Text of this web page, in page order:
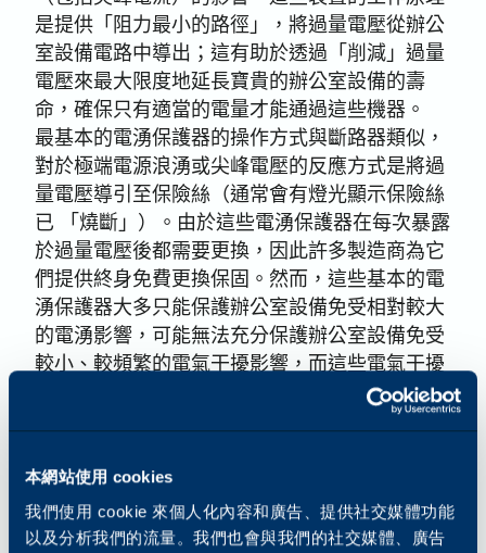
本網站使用 cookies
我們使用 cookie 來個人化內容和廣告、提供社交媒體功能
以及分析我們的流量。我們也會與我們的社交媒體、廣告
是提供「阻力最小的路徑」，將過量電壓從辦公
室設備電路中導出；這有助於透過「削減」過量
電壓來最大限度地延長寶貴的辦公室設備的壽
命，確保只有適當的電量才能通過這些機器。
最基本的電湧保護器的操作方式與斷路器類似，
對於極端電源浪湧或尖峰電壓的反應方式是將過
量電壓導引至保險絲（通常會有燈光顯示保險絲
已 「燒斷」）。由於這些電湧保護器在每次暴露
於過量電壓後都需要更換，因此許多製造商為它
們提供終身免費更換保固。然而，這些基本的電
湧保護器大多只能保護辦公室設備免受相對較大
的電湧影響，可能無法充分保護辦公室設備免受
較小、較頻繁的電氣干擾影響，而這些電氣干擾
許多更精密的突波保護器利用金屬氧化物變阻器
器來防止持續的過電壓。金屬氧化物變阻器
(MOV) 是由一種在一定電壓下具有高抗電性的材
料製成。因此，在浪湧保護器中使用 MOV 時，